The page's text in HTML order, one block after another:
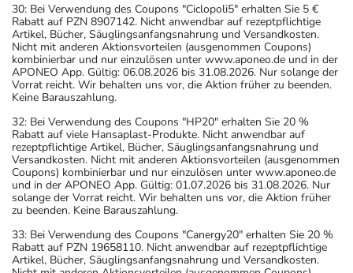
30: Bei Verwendung des Coupons "Ciclopoli5" erhalten Sie 5 €
Rabatt auf PZN 8907142. Nicht anwendbar auf rezeptpflichtige
Artikel, Bücher, Säuglingsanfangsnahrung und Versandkosten.
Nicht mit anderen Aktionsvorteilen (ausgenommen Coupons)
kombinierbar und nur einzulösen unter www.aponeo.de und in der
APONEO App. Gültig: 06.08.2026 bis 31.08.2026. Nur solange der
Vorrat reicht. Wir behalten uns vor, die Aktion früher zu beenden.
Keine Barauszahlung.
32: Bei Verwendung des Coupons "HP20" erhalten Sie 20 %
Rabatt auf viele Hansaplast-Produkte. Nicht anwendbar auf
rezeptpflichtige Artikel, Bücher, Säuglingsanfangsnahrung und
Versandkosten. Nicht mit anderen Aktionsvorteilen (ausgenommen
Coupons) kombinierbar und nur einzulösen unter www.aponeo.de
und in der APONEO App. Gültig: 01.07.2026 bis 31.08.2026. Nur
solange der Vorrat reicht. Wir behalten uns vor, die Aktion früher
zu beenden. Keine Barauszahlung.
33: Bei Verwendung des Coupons "Canergy20" erhalten Sie 20 %
Rabatt auf PZN 19658110. Nicht anwendbar auf rezeptpflichtige
Artikel, Bücher, Säuglingsanfangsnahrung und Versandkosten.